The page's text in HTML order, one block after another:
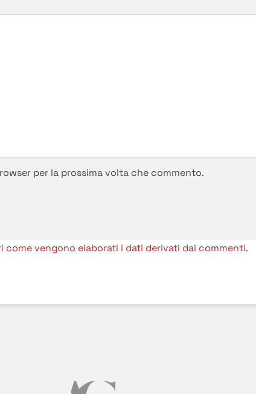
per la prossima volta che commento.
come vengono elaborati i dati derivati dai commenti.